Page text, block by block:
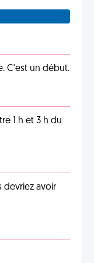
C'est un début.
1 h et 3 h du
devriez avoir